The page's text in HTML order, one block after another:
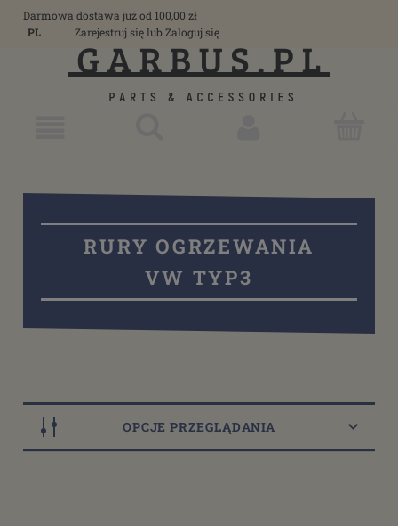
Darmowa dostawa już od 100,00 zł
PL
Zarejestruj sięlub Zaloguj się
RURY OGRZEWANIA
VW TYP3
OPCJE PRZEGLĄDANIA